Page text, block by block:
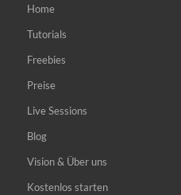
Home
Tutorials
Freebies
Preise
Live Sessions
Blog
Vision & Über uns
Kostenlos starten